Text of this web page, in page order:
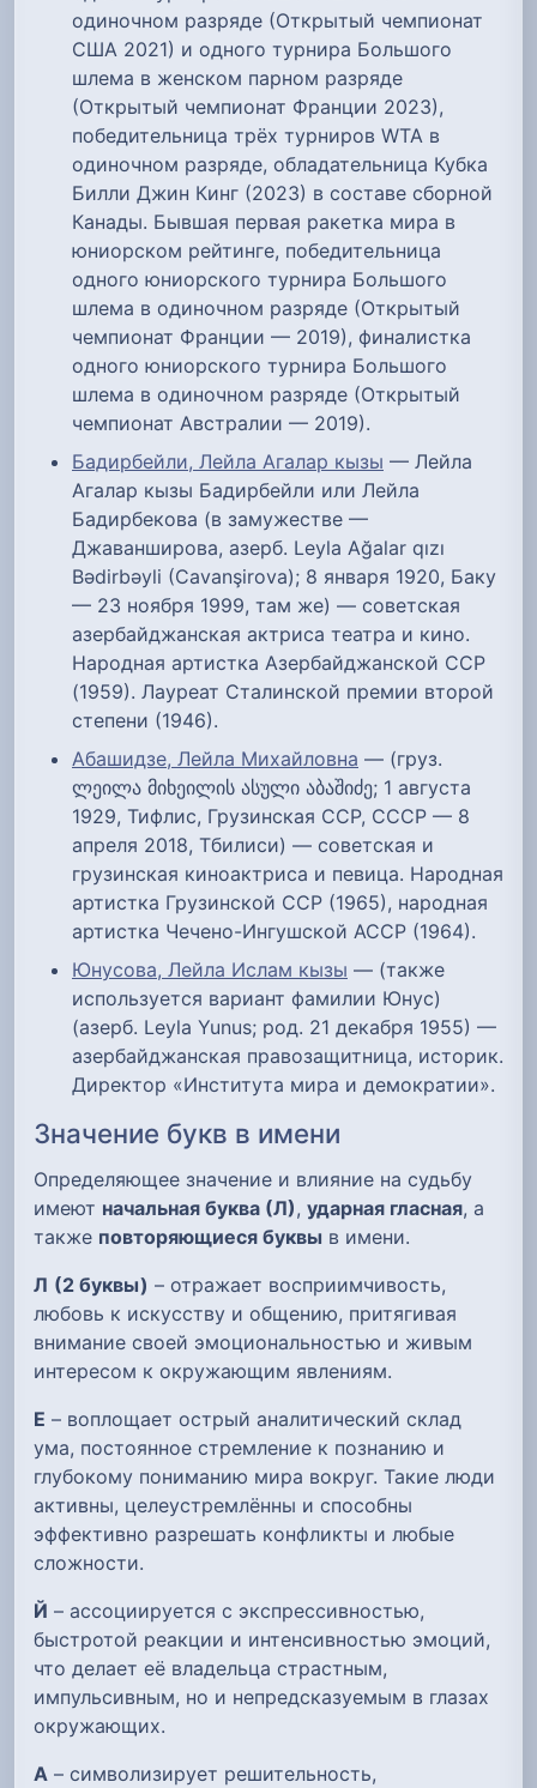
одиночном разряде (Открытый чемпионат
США 2021) и одного турнира Большого
шлема в женском парном разряде
(Открытый чемпионат Франции 2023),
победительница трёх турниров WTA в
одиночном разряде, обладательница Кубка
Билли Джин Кинг (2023) в составе сборной
Канады. Бывшая первая ракетка мира в
юниорском рейтинге, победительница
одного юниорского турнира Большого
шлема в одиночном разряде (Открытый
чемпионат Франции — 2019), финалистка
одного юниорского турнира Большого
шлема в одиночном разряде (Открытый
чемпионат Австралии — 2019).
Бадирбейли, Лейла Агалар кызы — Лейла
Агалар кызы Бадирбейли или Лейла
Бадирбекова (в замужестве —
Джаванширова, азерб. Leyla Ağalar qızı
Bədirbəyli (Cavanşirova); 8 января 1920, Баку
— 23 ноября 1999, там же) — советская
азербайджанская актриса театра и кино.
Народная артистка Азербайджанской ССР
(1959). Лауреат Сталинской премии второй
степени (1946).
Абашидзе, Лейла Михайловна — (груз.
ლეილა მიხეილის ასული აბაშიძე; 1 августа
1929, Тифлис, Грузинская ССР, СССР — 8
апреля 2018, Тбилиси) — советская и
грузинская киноактриса и певица. Народная
артистка Грузинской ССР (1965), народная
артистка Чечено-Ингушской АССР (1964).
Юнусова, Лейла Ислам кызы — (также
используется вариант фамилии Юнус)
(азерб. Leyla Yunus; род. 21 декабря 1955) —
азербайджанская правозащитница, историк.
Директор «Института мира и демократии».
Значение букв в имени
Определяющее значение и влияние на судьбу
имеют начальная буква (Л), ударная гласная, а
также повторяющиеся буквы в имени.
Л (2 буквы) – отражает восприимчивость,
любовь к искусству и общению, притягивая
внимание своей эмоциональностью и живым
интересом к окружающим явлениям.
Е – воплощает острый аналитический склад
ума, постоянное стремление к познанию и
глубокому пониманию мира вокруг. Такие люди
активны, целеустремлённы и способны
эффективно разрешать конфликты и любые
сложности.
Й – ассоциируется с экспрессивностью,
быстротой реакции и интенсивностью эмоций,
что делает её владельца страстным,
импульсивным, но и непредсказуемым в глазах
окружающих.
А – символизирует решительность,